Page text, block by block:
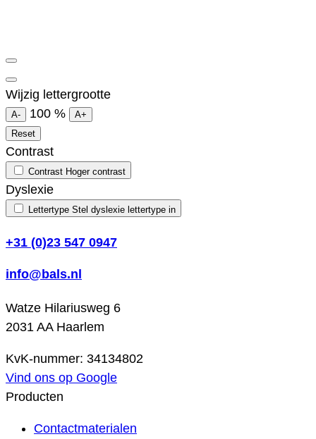
Wijzig lettergrootte
A- 100 %
A+
Reset
Contrast
Contrast Hoger contrast
Dyslexie
Lettertype Stel dyslexie lettertype in
+31 (0)23 547 0947
info@bals.nl
Watze Hilariusweg 6
2031 AA Haarlem
KvK-nummer: 34134802
Vind ons op Google
Producten
Contactmaterialen